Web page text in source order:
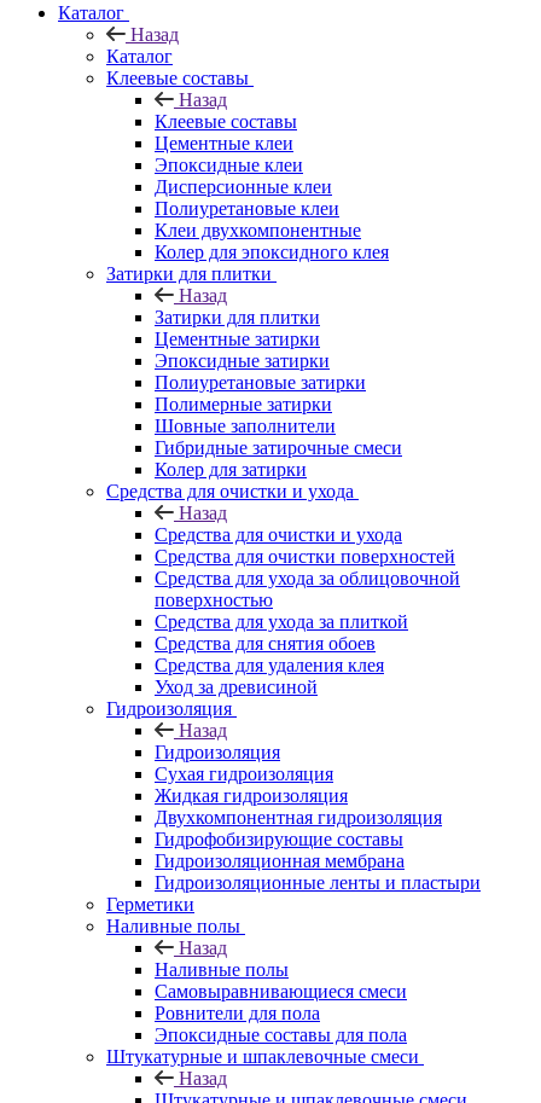
Каталог
Назад
Каталог
Клеевые составы
Назад
Клеевые составы
Цементные клеи
Эпоксидные клеи
Дисперсионные клеи
Полиуретановые клеи
Клеи двухкомпонентные
Колер для эпоксидного клея
Затирки для плитки
Назад
Затирки для плитки
Цементные затирки
Эпоксидные затирки
Полиуретановые затирки
Полимерные затирки
Шовные заполнители
Гибридные затирочные смеси
Колер для затирки
Средства для очистки и ухода
Назад
Средства для очистки и ухода
Средства для очистки поверхностей
Средства для ухода за облицовочной
поверхностью
Средства для ухода за плиткой
Средства для снятия обоев
Средства для удаления клея
Уход за древисиной
Гидроизоляция
Назад
Гидроизоляция
Сухая гидроизоляция
Жидкая гидроизоляция
Двухкомпонентная гидроизоляция
Гидрофобизирующие составы
Гидроизоляционная мембрана
Гидроизоляционные ленты и пластыри
Герметики
Наливные полы
Назад
Наливные полы
Самовыравнивающиеся смеси
Ровнители для пола
Эпоксидные составы для пола
Штукатурные и шпаклевочные смеси
Назад